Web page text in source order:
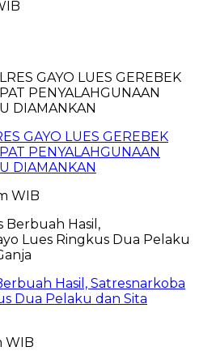
GAYO LUES GEREBEK
PENYALAHGUNAAN
DIAMANKAN
WIB
Hasil, Satresnarkoba
Dua Pelaku dan Sita
WIB